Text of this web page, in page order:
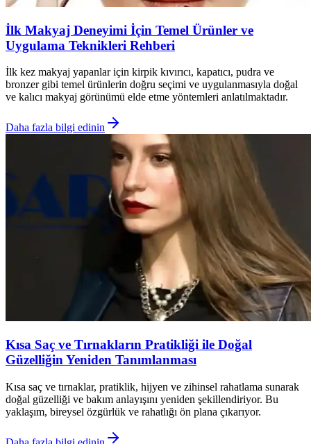
İlk Makyaj Deneyimi İçin Temel Ürünler ve
Uygulama Teknikleri Rehberi
İlk kez makyaj yapanlar için kirpik kıvırıcı, kapatıcı, pudra ve
bronzer gibi temel ürünlerin doğru seçimi ve uygulanmasıyla doğal
ve kalıcı makyaj görünümü elde etme yöntemleri anlatılmaktadır.
Daha fazla bilgi edinin
Kısa Saç ve Tırnakların Pratikliği ile Doğal
Güzelliğin Yeniden Tanımlanması
Kısa saç ve tırnaklar, pratiklik, hijyen ve zihinsel rahatlama sunarak
doğal güzelliği ve bakım anlayışını yeniden şekillendiriyor. Bu
yaklaşım, bireysel özgürlük ve rahatlığı ön plana çıkarıyor.